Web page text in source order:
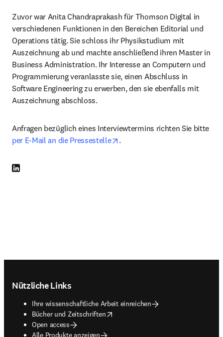
Zuvor war Anita Chandraprakash für Thomson Digital in
verschiedenen Funktionen in den Bereichen Editorial und
Operations tätig. Sie schloss ihr Physikstudium mit
Auszeichnung ab und machte anschließend ihren Master in
Business Administration. Ihr Interesse an Computern und
Programmierung veranlasste sie, einen Abschluss in
Software Engineering zu erwerben, den sie ebenfalls mit
Auszeichnung abschloss.
per E-Mail an die Pressestelle
opens in new tab/window
.
LinkedIn Wird in neuem Tab/Fenster geöffnet
Nützliche Links
Ihre wissenschaftliche Arbeit einreichen
Bücher und Zeitschriften
opens in new tab/window
Open access
Alle Produkte anzeigen